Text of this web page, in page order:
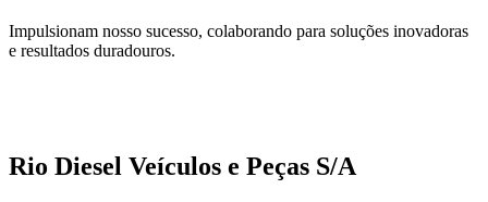
Impulsionam nosso sucesso, colaborando para soluções inovadoras
e resultados duradouros.
Rio Diesel Veículos e Peças S/A